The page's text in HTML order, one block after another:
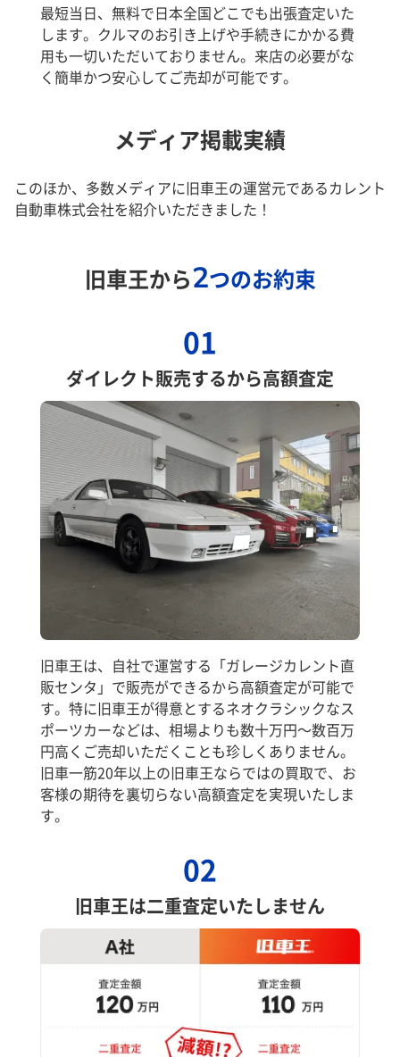
最短当日、無料で日本全国どこでも出張査定いた
します。クルマのお引き上げや手続きにかかる費
用も一切いただいておりません。来店の必要がな
く簡単かつ安心してご売却が可能です。
メディア掲載実績
このほか、多数メディアに旧車王の運営元であるカレント
自動車株式会社を紹介いただきました！
旧車王から2つのお約束
01
ダイレクト販売するから高額査定
旧車王は、自社で運営する「ガレージカレント直
販センタ」で販売ができるから高額査定が可能で
す。特に旧車王が得意とするネオクラシックなス
ポーツカーなどは、相場よりも数十万円～数百万
円高くご売却いただくことも珍しくありません。
旧車一筋20年以上の旧車王ならではの買取で、お
客様の期待を裏切らない高額査定を実現いたしま
す。
02
旧車王は二重査定いたしません